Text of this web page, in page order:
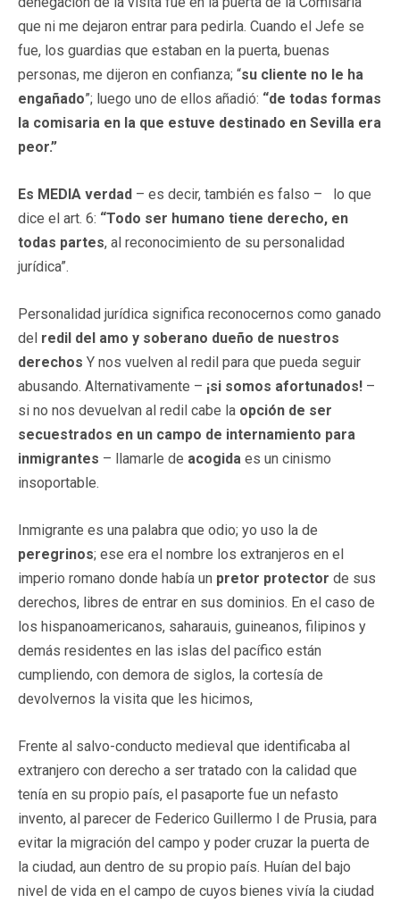
que ni me dejaron entrar para pedirla. Cuando el Jefe se
fue, los guardias que estaban en la puerta, buenas
personas, me dijeron en confianza; “su cliente no le ha
engañado”; luego uno de ellos añadió: “de todas formas
la comisaria en la que estuve destinado en Sevilla era
peor.”
Es MEDIA verdad – es decir, también es falso –
lo que
dice el art. 6: “Todo ser humano tiene derecho, en
todas partes, al reconocimiento de su personalidad
jurídica”.
Personalidad jurídica significa reconocernos como ganado
del redil del amo y soberano dueño de nuestros
derechos Y nos vuelven al redil para que pueda seguir
abusando. Alternativamente – ¡si somos afortunados! –
si no nos devuelvan al redil cabe la opción de ser
secuestrados en un campo de internamiento para
inmigrantes – llamarle de acogida es un cinismo
insoportable.
Inmigrante es una palabra que odio; yo uso la de
peregrinos; ese era el nombre los extranjeros en el
imperio romano donde había un pretor protector de sus
derechos, libres de entrar en sus dominios. En el caso de
los hispanoamericanos, saharauis, guineanos, filipinos y
demás residentes en las islas del pacífico están
cumpliendo, con demora de siglos, la cortesía de
devolvernos la visita que les hicimos,
Frente al salvo-conducto medieval que identificaba al
extranjero con derecho a ser tratado con la calidad que
tenía en su propio país, el pasaporte fue un nefasto
invento, al parecer de Federico Guillermo I de Prusia, para
evitar la migración del campo y poder cruzar la puerta de
la ciudad, aun dentro de su propio país. Huían del bajo
nivel de vida en el campo de cuyos bienes vivía la ciudad